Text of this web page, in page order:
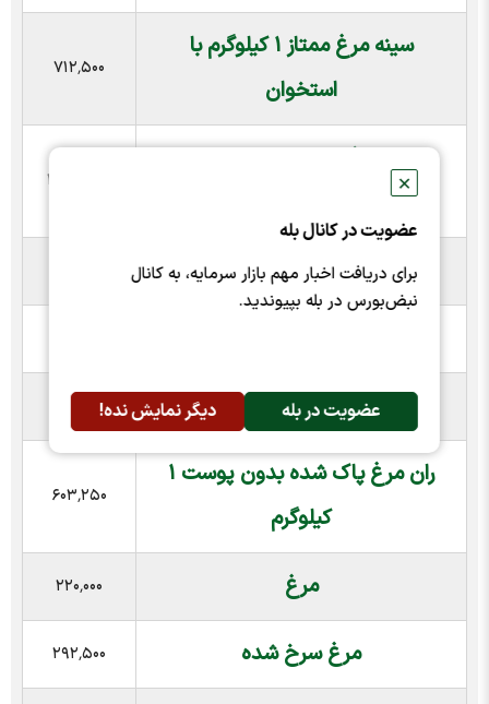
✕
عضویت در کانال بله
برای دریافت اخبار مهم بازار سرمایه، به کانال
نبض‌بورس در بله بپیوندید.
عضویت در بله دیگر نمایش نده!
سینه مرغ ممتاز ۱ کیلوگرم با
استخوان
۷۱۲٬۵۰۰
۲٬۴۰۳٬۹۶۰
سنگدان مرغ
ران مرغ با پوست 1 کیلوگرم ۵۷۰٬۰۰۰
ران مرغ پاک شده بدون پوست ۱
کیلوگرم
۶۰۳٬۲۵۰
مرغ ۲۲۰٬۰۰۰
مرغ سرخ شده ۲۹۲٬۵۰۰